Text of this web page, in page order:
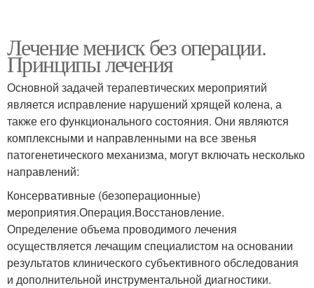
Лечение мениск без операции.
Принципы лечения
Основной задачей терапевтических мероприятий
является исправление нарушений хрящей колена, а
также его функционального состояния. Они являются
комплексными и направленными на все звенья
патогенетического механизма, могут включать несколько
направлений:
Консервативные (безоперационные)
мероприятия.Операция.Восстановление.
Определение объема проводимого лечения
осуществляется лечащим специалистом на основании
результатов клинического субъективного обследования
и дополнительной инструментальной диагностики.